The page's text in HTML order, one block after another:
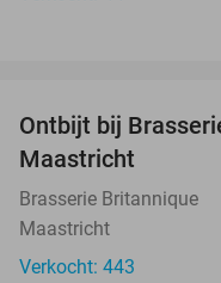
Ontbijt bij
Maastricht
Brasserie Britannique
Maastricht
Verkocht: 443